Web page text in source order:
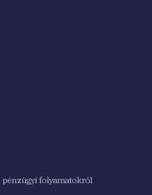
pénzügyi folyamatokról